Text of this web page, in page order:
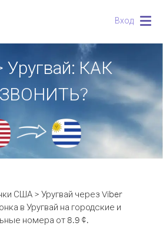
Вход
КАК
США > Уругвай через Viber
в Уругвай на городские и
номера от 8.9 ¢.